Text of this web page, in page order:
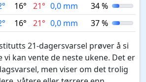
16° 21° 0,0 mm
34 %
16° 21° 0,0 mm 37 %
21-dagersvarsel prøver å si
vi kan vente de neste ukene. Det er
men viser om det trolig